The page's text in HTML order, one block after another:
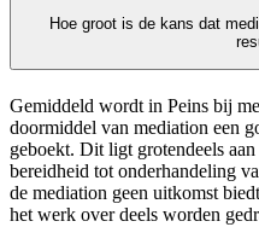
Hoe groot is de kans dat
Gemiddeld wordt in Peins bij
doormiddel van mediation een
geboekt. Dit ligt grotendeels
bereidheid tot onderhandeling
de mediation geen uitkomst
het werk over deels worden